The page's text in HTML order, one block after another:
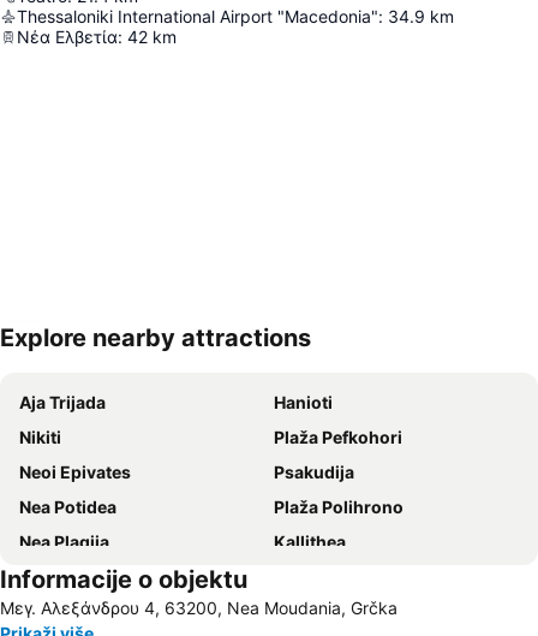
Thessaloniki International Airport "Macedonia": 34.9 km
Νέα Ελβετία: 42 km
Explore nearby attractions
Aja Trijada
Hanioti
Nikiti
Plaža Pefkohori
Neoi Epivates
Psakudija
Nea Potidea
Plaža Polihrono
Nea Plagija
Kallithea
Perea
Hanioti
Sani
Informacije o objektu
Μεγ. Αλεξάνδρου 4, 63200, Nea Moudania, Grčka